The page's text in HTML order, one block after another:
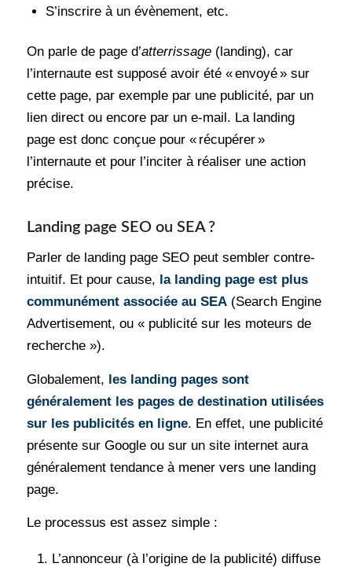
S’inscrire à un évènement, etc.
On parle de page d’atterrissage(landing), car
l’internaute est supposé avoir été « envoyé » sur
cette page, par exemple par une publicité, par un
lien direct ou encore par un e-mail. La landing
page est donc conçue pour « récupérer »
l’internaute et pour l’inciter à réaliser une action
précise.
Landing page SEO ou SEA ?
Parler de landing page SEO peut sembler contre-
intuitif. Et pour cause, la landing page est plus
communément associée au SEA(Search Engine
Advertisement, ou « publicité sur les moteurs de
recherche »).
Globalement, les landing pages sont
généralement les pages de destination utilisées
sur les publicités en ligne. En effet, une publicité
présente sur Google ou sur un site internet aura
généralement tendance à mener vers une landing
page.
Le processus est assez simple :
L’annonceur (à l’origine de la publicité) diffuse